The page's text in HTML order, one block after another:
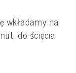
wkładamy na
do ścięcia